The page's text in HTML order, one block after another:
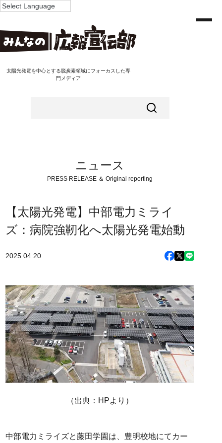
太陽光発電を中心とする脱炭素領域にフォーカスした専
門メディア
ニュース
PRESS RELEASE ＆ Original reporting
【太陽光発電】中部電力ミライ
ズ：病院強靭化へ太陽光発電始動
2025.04.20
（出典：HPより）
中部電力ミライズと藤田学園は、豊明校地にてカー